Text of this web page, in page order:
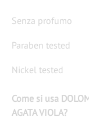
Senza profumo
Paraben tested
Nickel tested
Come si usa
AGATA VIOLA?